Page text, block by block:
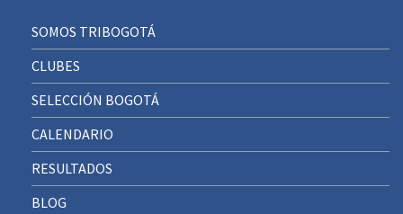
SOMOS TRIBOGOTÁ
CLUBES
SELECCIÓN BOGOTÁ
CALENDARIO
RESULTADOS
BLOG